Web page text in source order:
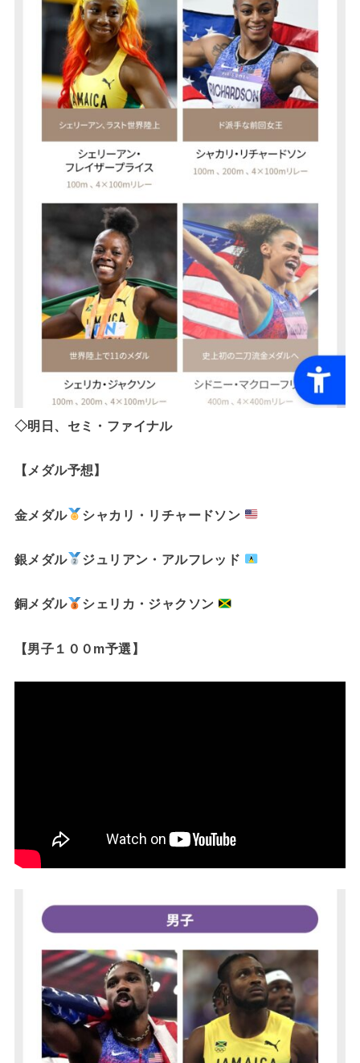
◇明日、セミ・ファイナル
【メダル予想】
金メダル シャカリ・リチャードソン
銀メダル ジュリアン・アルフレッド
銅メダル シェリカ・ジャクソン
【男子１００m予選】